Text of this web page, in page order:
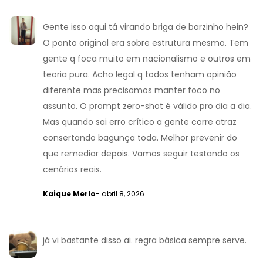
Gente isso aqui tá virando briga de barzinho hein?
O ponto original era sobre estrutura mesmo. Tem
gente q foca muito em nacionalismo e outros em
teoria pura. Acho legal q todos tenham opinião
diferente mas precisamos manter foco no
assunto. O prompt zero-shot é válido pro dia a dia.
Mas quando sai erro crítico a gente corre atraz
consertando bagunça toda. Melhor prevenir do
que remediar depois. Vamos seguir testando os
cenários reais.
Kaique Merlo- abril 8, 2026
já vi bastante disso ai. regra básica sempre serve.